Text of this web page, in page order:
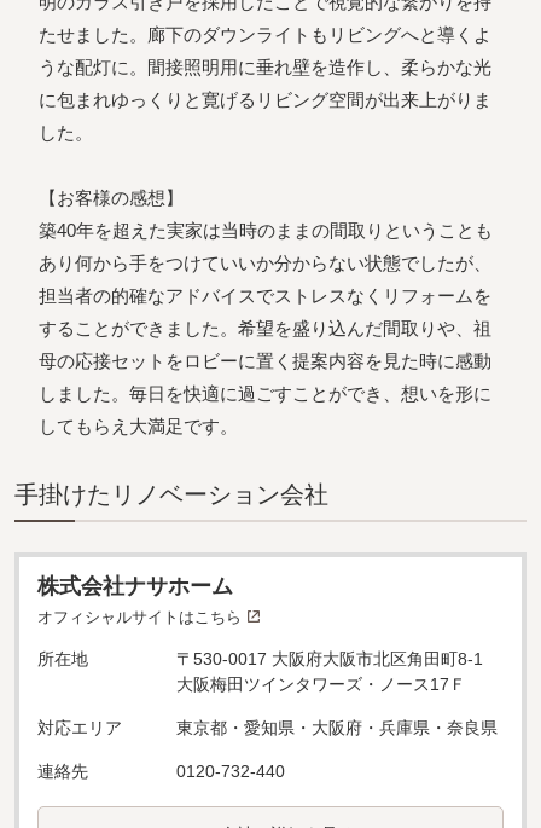
たせました。廊下のダウンライトもリビングへと導くよ
うな配灯に。間接照明用に垂れ壁を造作し、柔らかな光
に包まれゆっくりと寛げるリビング空間が出来上がりま
した。
【お客様の感想】
築40年を超えた実家は当時のままの間取りということも
あり何から手をつけていいか分からない状態でしたが、
担当者の的確なアドバイスでストレスなくリフォームを
することができました。希望を盛り込んだ間取りや、祖
母の応接セットをロビーに置く提案内容を見た時に感動
しました。毎日を快適に過ごすことができ、想いを形に
してもらえ大満足です。
⼿掛けたリノベーション会社
株式会社ナサホーム
オフィシャルサイトはこちら
所在地
〒530-0017 大阪府大阪市北区角田町8-1
大阪梅田ツインタワーズ・ノース17Ｆ
対応エリア 東京都・愛知県・大阪府・兵庫県・奈良県
連絡先 0120-732-440